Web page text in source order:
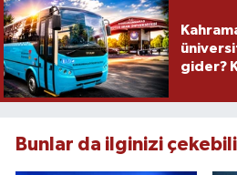
gider?
Bunlar da ilginizi